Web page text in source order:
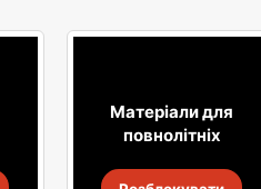
Матеріали для
повнолітніх